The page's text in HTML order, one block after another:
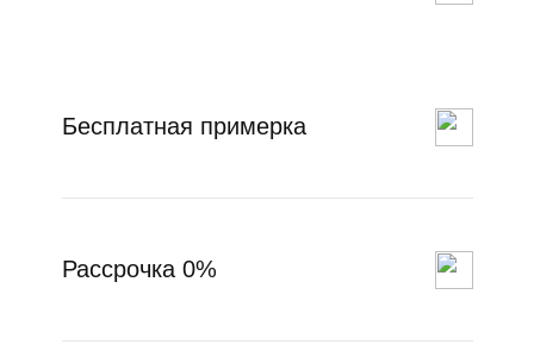
Бесплатная примерка
Рассрочка 0%